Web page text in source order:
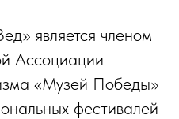
является членом
Ассоциации
«Музей Победы»
фестивалей